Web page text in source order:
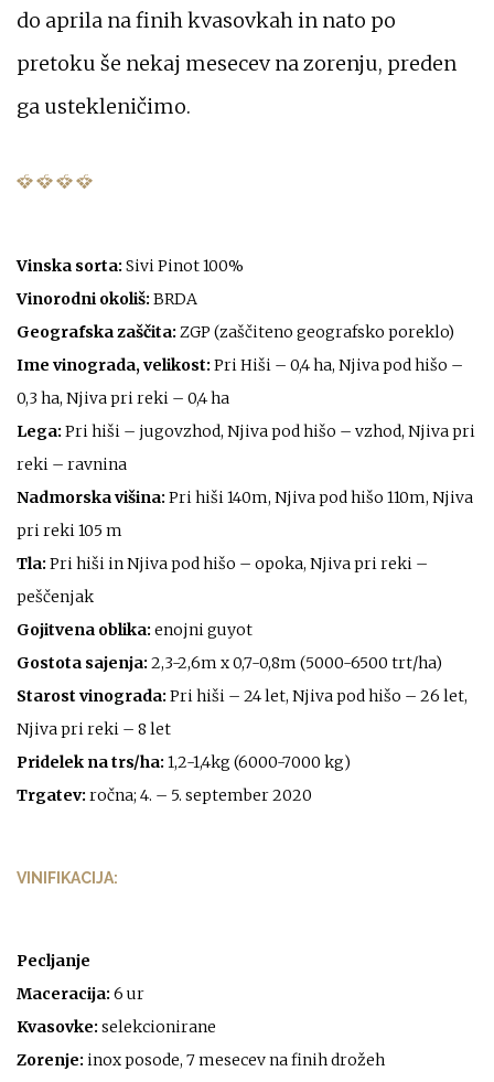
do aprila na finih kvasovkah in nato po
pretoku še nekaj mesecev na zorenju, preden
ga ustekleničimo.
Vinska sorta: Sivi Pinot 100%
Vinorodni okoliš: BRDA
Geografska zaščita: ZGP (zaščiteno geografsko poreklo)
Ime vinograda, velikost: Pri Hiši – 0,4 ha, Njiva pod hišo –
0,3 ha, Njiva pri reki – 0,4 ha
Lega: Pri hiši – jugovzhod, Njiva pod hišo – vzhod, Njiva pri
reki – ravnina
Nadmorska višina: Pri hiši 140m, Njiva pod hišo 110m, Njiva
pri reki 105 m
Tla: Pri hiši in Njiva pod hišo – opoka, Njiva pri reki –
peščenjak
Gojitvena oblika: enojni guyot
Gostota sajenja: 2,3-2,6m x 0,7-0,8m (5000-6500 trt/ha)
Starost vinograda: Pri hiši – 24 let, Njiva pod hišo – 26 let,
Njiva pri reki – 8 let
Pridelek na trs/ha: 1,2-1,4kg (6000-7000 kg)
Trgatev: ročna; 4. – 5. september 2020
VINIFIKACIJA:
Pecljanje
Maceracija: 6 ur
Kvasovke: selekcionirane
Zorenje: inox posode, 7 mesecev na finih drožeh